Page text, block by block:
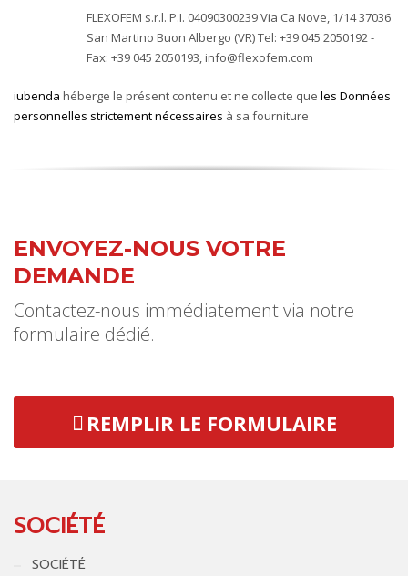
FLEXOFEM s.r.l. P.I. 04090300239 Via Ca Nove, 1/14 37036
San Martino Buon Albergo (VR) Tel: +39 045 2050192 -
Fax: +39 045 2050193, info@flexofem.com
iubenda héberge le présent contenu et ne collecte que les Données
personnelles strictement nécessaires à sa fourniture
ENVOYEZ-NOUS VOTRE
DEMANDE
Contactez-nous immédiatement via notre
formulaire dédié.
REMPLIR LE FORMULAIRE
SOCIÉTÉ
SOCIÉTÉ